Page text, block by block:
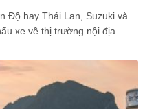
Độ hay Thái Lan, Suzuki và
xe về thị trường nội địa.